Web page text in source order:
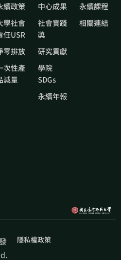
續政策
學社會
任USR
零排放
次性產
減量
中心成果
社會實踐
獎
研究貢獻
學院
SDGs
永續年報
永續課程
相關連結
隱私權政策